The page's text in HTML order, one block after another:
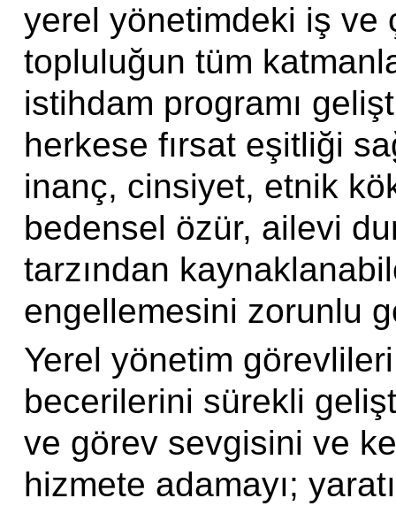
yerel yönetimdeki iş ve
topluluğun tüm
istihdam programı
herkese fırsat eşitliği
inanç, cinsiyet, etnik
bedensel özür, ailevi
tarzından
engellemesini zorunlu
Yerel yönetim
becerilerini sürekli
ve görev sevgisini ve
hizmete adamayı;